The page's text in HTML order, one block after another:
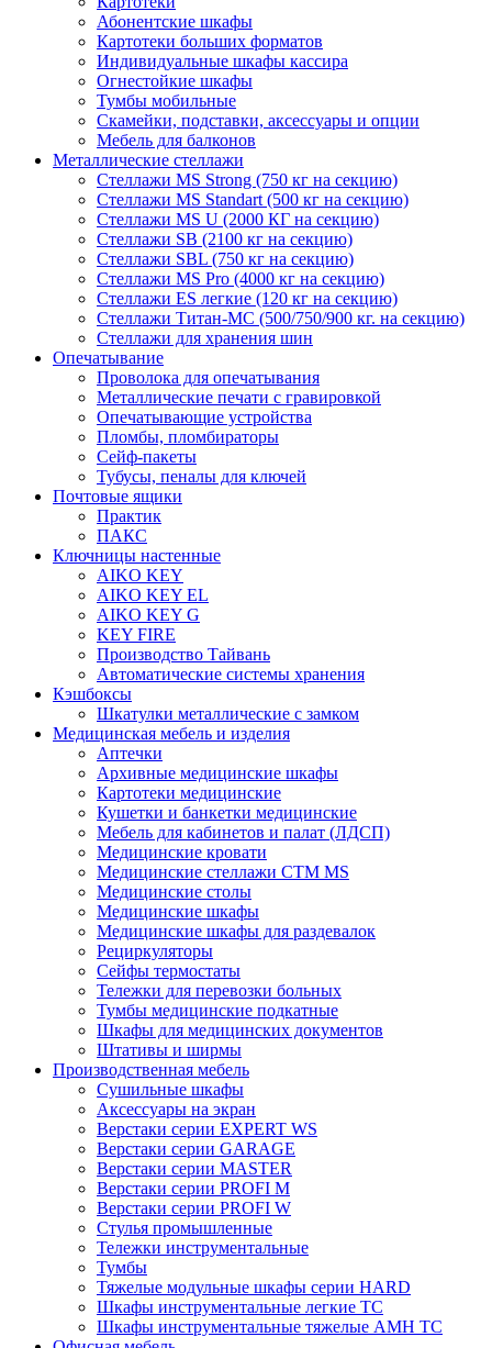
Абонентские шкафы
Картотеки больших форматов
Индивидуальные шкафы кассира
Огнестойкие шкафы
Тумбы мобильные
Скамейки, подставки, аксессуары и опции
Мебель для балконов
Металлические стеллажи
Стеллажи MS Strong (750 кг на секцию)
Стеллажи MS Standart (500 кг на секцию)
Стеллажи MS U (2000 КГ на секцию)
Стеллажи SB (2100 кг на секцию)
Стеллажи SBL (750 кг на секцию)
Стеллажи MS Pro (4000 кг на секцию)
Стеллажи ES легкие (120 кг на секцию)
Стеллажи Титан-МС (500/750/900 кг. на секцию)
Стеллажи для хранения шин
Опечатывание
Проволока для опечатывания
Металлические печати с гравировкой
Опечатывающие устройства
Пломбы, пломбираторы
Сейф-пакеты
Тубусы, пеналы для ключей
Почтовые ящики
Практик
ПАКС
Ключницы настенные
AIKO KEY
AIKO KEY EL
AIKO KEY G
KEY FIRE
Производство Тайвань
Автоматические системы хранения
Кэшбоксы
Шкатулки металлические с замком
Медицинская мебель и изделия
Аптечки
Архивные медицинские шкафы
Картотеки медицинские
Кушетки и банкетки медицинские
Мебель для кабинетов и палат (ЛДСП)
Медицинские кровати
Медицинские стеллажи CTM MS
Медицинские столы
Медицинские шкафы
Медицинские шкафы для раздевалок
Рециркуляторы
Сейфы термостаты
Тележки для перевозки больных
Тумбы медицинские подкатные
Шкафы для медицинских документов
Штативы и ширмы
Производственная мебель
Cушильные шкафы
Аксессуары на экран
Верстаки серии EXPERT WS
Верстаки серии GARAGE
Верстаки серии MASTER
Верстаки серии PROFI M
Верстаки серии PROFI W
Стулья промышленные
Тележки инструментальные
Тумбы
Тяжелые модульные шкафы серии HARD
Шкафы инструментальные легкие ТС
Шкафы инструментальные тяжелые AMH TC